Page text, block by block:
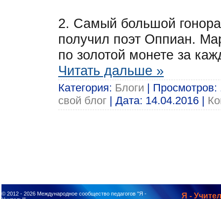
2. Самый большой
получил поэт Оппиан.
по золотой монете за
Читать дальше »
Категория: Блоги |
свой блог | Дата: 14.04.2016 |
© 2012 - 2026 Международное сообщество педагогов "Я -
Я -